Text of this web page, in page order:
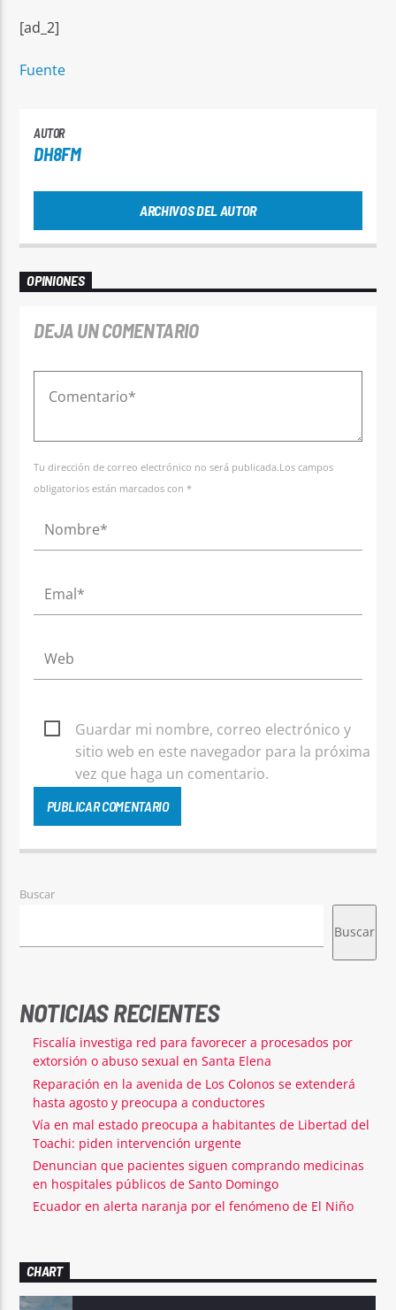
[ad_2]
Fuente
AUTOR
DH8FM
ARCHIVOS DEL AUTOR
OPINIONES
DEJA UN COMENTARIO
Tu dirección de correo electrónico no será publicada.Los campos
obligatorios están marcados con *
Guardar mi nombre, correo electrónico y
sitio web en este navegador para la próxima
vez que haga un comentario.
Buscar
Buscar
NOTICIAS RECIENTES
Fiscalía investiga red para favorecer a procesados por
extorsión o abuso sexual en Santa Elena
Reparación en la avenida de Los Colonos se extenderá
hasta agosto y preocupa a conductores
Vía en mal estado preocupa a habitantes de Libertad del
Toachi: piden intervención urgente
Denuncian que pacientes siguen comprando medicinas
en hospitales públicos de Santo Domingo
Ecuador en alerta naranja por el fenómeno de El Niño
CHART